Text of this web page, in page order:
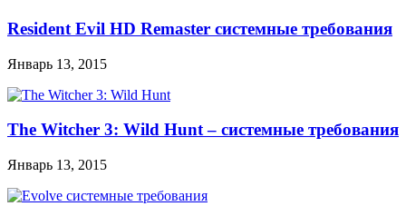
Resident Evil HD Remaster системные требования
Январь 13, 2015
The Witcher 3: Wild Hunt – системные требования
Январь 13, 2015